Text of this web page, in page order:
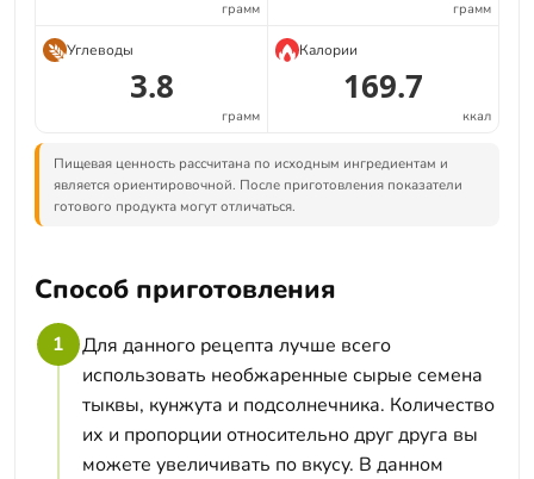
грамм грамм
Углеводы
3.8
грамм
Калории
169.7
ккал
Пищевая ценность рассчитана по исходным ингредиентам и
является ориентировочной. После приготовления показатели
готового продукта могут отличаться.
Способ приготовления
1
Для данного рецепта лучше всего
использовать необжаренные сырые семена
тыквы, кунжута и подсолнечника. Количество
их и пропорции относительно друг друга вы
можете увеличивать по вкусу. В данном